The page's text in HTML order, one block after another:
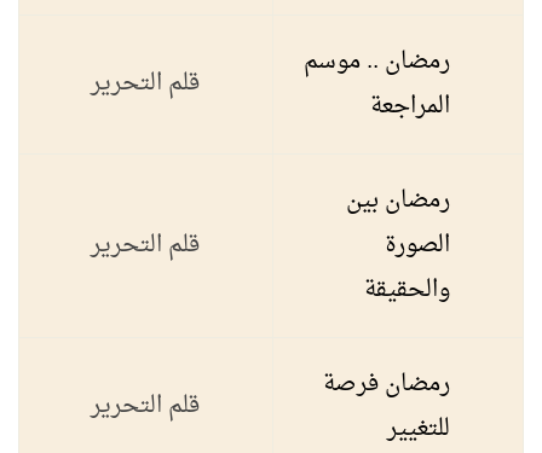
رمضان .. موسم
المراجعة
قلم التحرير
رمضان بين
الصورة
والحقيقة
قلم التحرير
رمضان فرصة
للتغيير
قلم التحرير